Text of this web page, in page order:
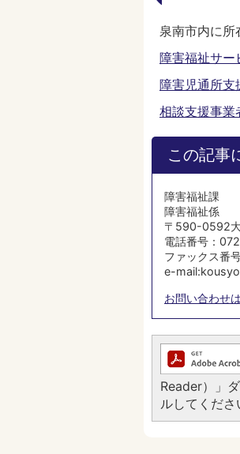
泉南市内に所
障害福祉サー
障害児通所支
相談支援事業
この記事
障害福祉課
障害福祉係
〒590-0592大
電話番号：
ファックス番
e-
お問い合わせ
Reader）」
ルしてくださ